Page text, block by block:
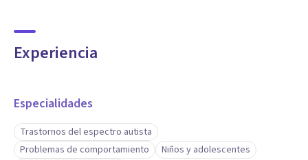
Experiencia
Especialidades
Trastornos del espectro autista
Problemas de comportamiento
Niños y adolescentes